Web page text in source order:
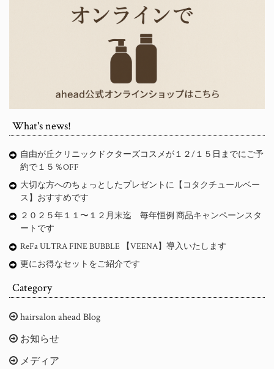
What's news!
自由が丘クリニックドクターズコスメが１２/１５日までにご予
約で１５％OFF
大切な方へのちょっとしたプレゼントに【コタクチュールベー
ス】おすすめです
２０２５年１１〜１２月末迄 毎年恒例 商品キャンペーンスタ
ートです
ReFa ULTRA FINE BUBBLE 【VEENA】導入いたします
更にお得なセットをご紹介です
Category
hairsalon ahead Blog
お知らせ
メディア